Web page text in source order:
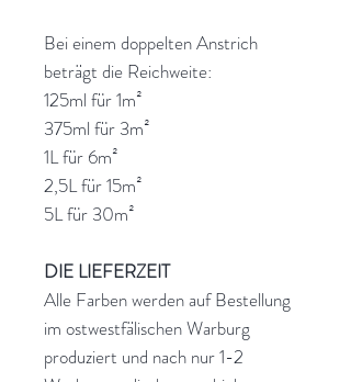
Bei einem doppelten Anstrich
beträgt die Reichweite:
125ml für 1m²
375ml für 3m²
1L für 6m²
2,5L für 15m²
5L für 30m²
DIE LIEFERZEIT
Alle Farben werden auf Bestellung
im ostwestfälischen Warburg
produziert und nach nur 1-2